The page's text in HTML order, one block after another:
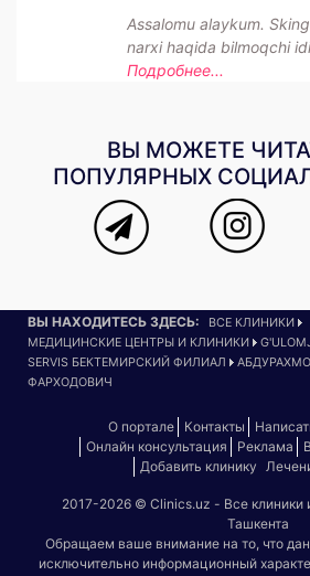
Assalomu alaykum.
narxi haqida bilmoqchi
Подробнее...
ВЫ МОЖЕТЕ
ПОПУЛЯРНЫХ
ВЫ НАХОДИТЕСЬ ЗДЕСЬ:
ВСЕ КЛИНИКИ
МЕДИЦИНСКИЕ ЦЕНТРЫ И КЛИНИКИ
SERVIS БЕКТЕМИРСКИЙ ФИЛИАЛ
ФАРХОДОВИЧ
О портале Контакты
Онлайн консультация
Реклама
Добавить клинику
2017-2026 © Clinics.uz - Все клиники
Ташкента
Обращаем ваше внимание на то, что
исключительно информационный